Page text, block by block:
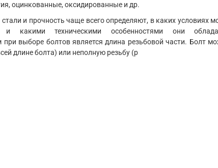
оцинкованные, оксидированные и др.
и прочность чаще всего определяют, в каких условиях
и какими техническими особенностями они
выборе болтов является длина резьбовой части. Болт
длине болта) или неполную резьбу (р